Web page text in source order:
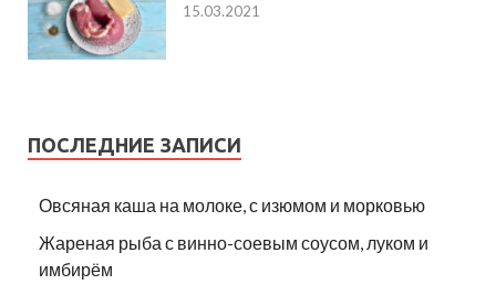
15.03.2021
ПОСЛЕДНИЕ ЗАПИСИ
Овсяная каша на молоке, с изюмом и морковью
Жареная рыба с винно-соевым соусом, луком и
имбирём